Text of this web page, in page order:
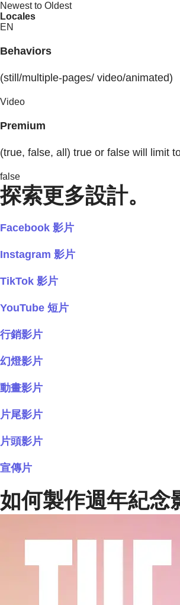
Newest to Oldest
Locales
EN
Behaviors
(still/multiple-pages/ video/animated)
Video
Premium
(true, false, all) true or false will limit
false
探索更多設計。
Facebook 影片
Instagram 影片
TikTok 影片
YouTube 短片
行銷影片
幻燈影片
動畫影片
片尾影片
片頭影片
宣傳片
如何製作週年紀念